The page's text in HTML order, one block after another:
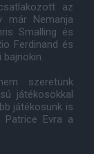
az
már Nemanja
Smalling és
Ferdinand és
bajnokin.
szeretünk
játékosokkal
játékosunk is
Evra a